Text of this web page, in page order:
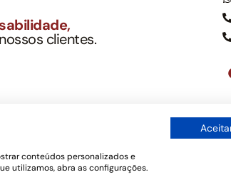
clientes.
oferece serviços públicos oficiais. Somos
vigente e o Código de Ética e Disciplina da
conteúdos personalizados e
utilizamos, abra as configurações.